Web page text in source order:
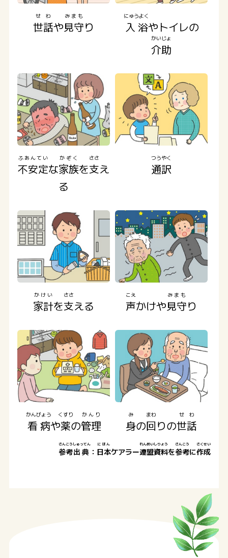
世話
せわ
や見守
みまも
り 入浴
にゅうよく
やトイレの
介助
かいじょ
不安定
ふあんてい
な家族
かぞく
を支
ささ
え
る
通訳
つうやく
家計
かけい
を支
ささ
える 声
こえ
かけや見守
みまも
り
看病
かんびょう
や薬
くすり
の管理
かんり
身
み
の回
まわ
りの世話
せわ
参考
さんこう
出典
しゅってん
： 日本
にほん
ケアラー連盟
れんめい
資料
しりょう
を参考
さんこう
に作成
さくせい